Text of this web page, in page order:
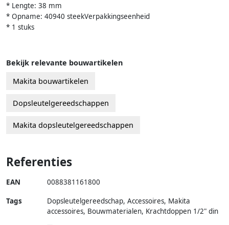
* Lengte: 38 mm
* Opname: 40940 steekVerpakkingseenheid
* 1 stuks
Bekijk relevante bouwartikelen
Makita bouwartikelen
Dopsleutelgereedschappen
Makita dopsleutelgereedschappen
Referenties
EAN 0088381161800
Tags
Dopsleutelgereedschap, Accessoires, Makita
accessoires, Bouwmaterialen, Krachtdoppen 1/2" din